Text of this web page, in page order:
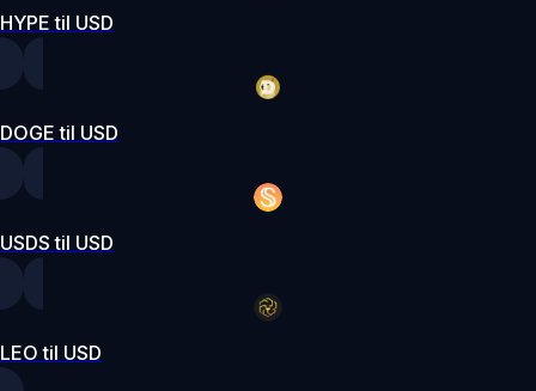
HYPE til USD
DOGE til USD
USDS til USD
LEO til USD